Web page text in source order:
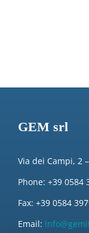
GEM srl
Via dei Campi, 2
Phone: +39 0584
Fax: +39 0584
Email: